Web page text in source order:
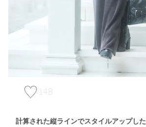
148
計算された縦ラインでスタイルアップした